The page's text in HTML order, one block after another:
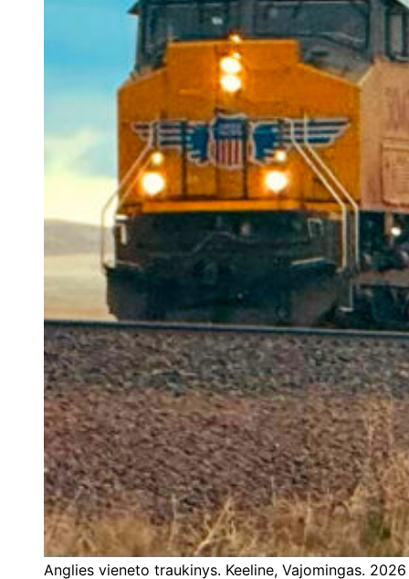
Anglies vieneto traukinys. Keeline, Vajomingas.